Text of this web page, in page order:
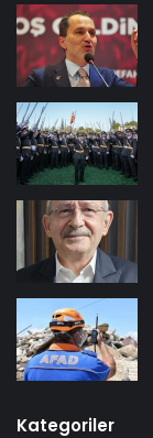
Kategoriler